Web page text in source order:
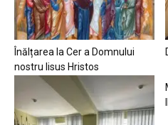
Înălțarea la Cer a Domnului
nostru Iisus Hristos